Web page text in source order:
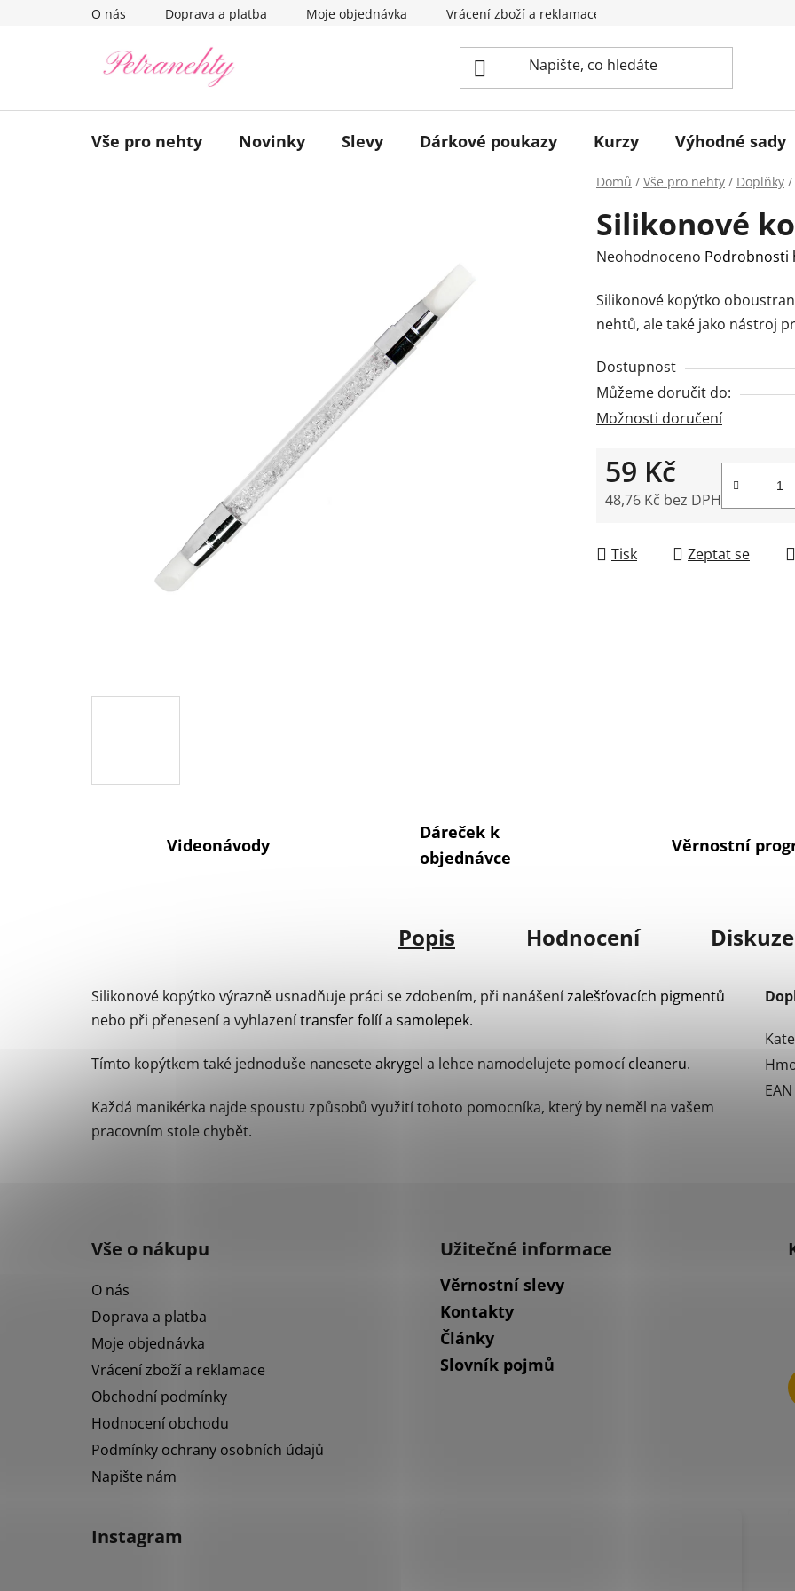
O nás Doprava a platba Moje objednávka Vrácení zboží a reklamace
Vše pro nehty Novinky Slevy Dárkové poukazy Kurzy Výhodné sady
Domů / Vše pro nehty / Doplňky /
Silikonové
Průměrné
produktu
je
z
5
hvězdiček.
Neohodnoceno Podrobnosti
Silikonové kopýtko
nehtů, ale také jako nástroj
Dostupnost
Můžeme doručit do:
Možnosti doručení
59 Kč
48,76 Kč bez DPH
Tisk Zeptat se
Videonávody
Dáreček k
objednávce
Věrnostní
Popis Hodnocení Diskuze
Silikonové kopýtko výrazně usnadňuje práci se zdobením, při nanášenízalešťovacích pigmentů
nebo při přenesení a vyhlazenítransfer folíía samolepek.
Tímto kopýtkem také jednoduše naneseteakrygel a lehce namodelujete pomocí cleaneru.
Každá manikérka najde spoustu způsobů využití tohoto pomocníka, který by neměl na vašem
pracovním stole chybět.
EAN
Vše o nákupu
O nás
Doprava a platba
Moje objednávka
Vrácení zboží a reklamace
Obchodní podmínky
Hodnocení obchodu
Podmínky ochrany osobních údajů
Napište nám
Užitečné informace
Věrnostní slevy
Kontakty
Články
Slovník pojmů
Instagram